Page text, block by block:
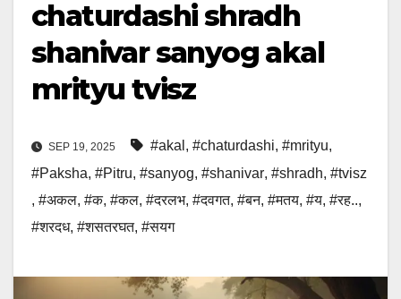
chaturdashi shradh
shanivar sanyog akal
mrityu tvisz
SEP 19, 2025 #akal , #chaturdashi, #mrityu,
#Paksha, #Pitru, #sanyog, #shanivar, #shradh, #tvisz
, #अकल, #क, #कल, #दरलभ, #दवगत, #बन, #मतय, #य, #रह..,
#शरदध, #शसतरघत, #सयग